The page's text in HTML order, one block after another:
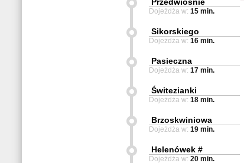
Dojeżdża w: 15 min.
Sikorskiego
Dojeżdża w: 16 min.
Pasieczna
Dojeżdża w: 17 min.
Świtezianki
Dojeżdża w: 18 min.
Brzoskwiniowa
Dojeżdża w: 19 min.
Helenówek #
Dojeżdża w: 20 min.